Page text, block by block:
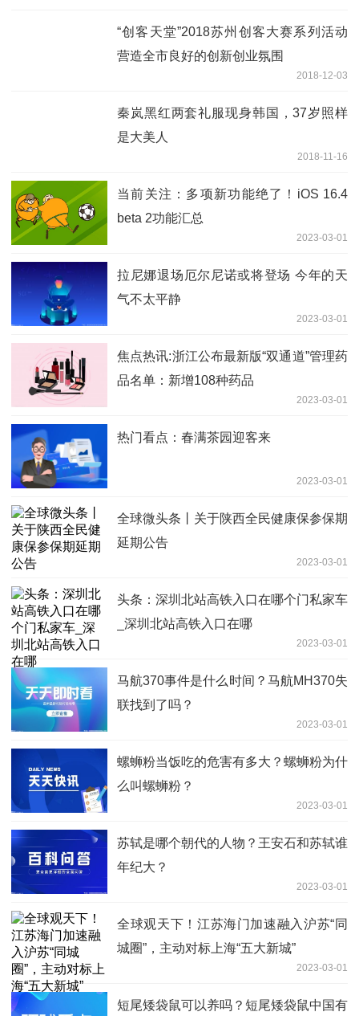
“创客天堂”2018苏州创客大赛系列活动
营造全市良好的创新创业氛围
2018-12-03
秦岚黑红两套礼服现身韩国，37岁照样
是大美人
2018-11-16
当前关注：多项新功能绝了！iOS 16.4
beta 2功能汇总
2023-03-01
拉尼娜退场厄尔尼诺或将登场 今年的天
气不太平静
2023-03-01
焦点热讯:浙江公布最新版“双通道”管理药
品名单：新增108种药品
2023-03-01
热门看点：春满茶园迎客来
2023-03-01
全球微头条丨关于陕西全民健康保参保期
延期公告
2023-03-01
头条：深圳北站高铁入口在哪个门私家车
_深圳北站高铁入口在哪
2023-03-01
马航370事件是什么时间？马航MH370失
联找到了吗？
2023-03-01
螺蛳粉当饭吃的危害有多大？螺蛳粉为什
么叫螺蛳粉？
2023-03-01
苏轼是哪个朝代的人物？王安石和苏轼谁
年纪大？
2023-03-01
全球观天下！江苏海门加速融入沪苏“同
城圈”，主动对标上海“五大新城”
2023-03-01
短尾矮袋鼠可以养吗？短尾矮袋鼠中国有